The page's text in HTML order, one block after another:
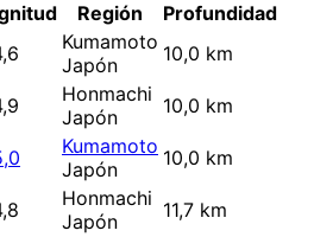
Región
Profundidad
Kumamoto
Japón
10,0 km
Honmachi
Japón
10,0 km
Kumamoto
Japón
10,0 km
Honmachi
Japón
11,7 km